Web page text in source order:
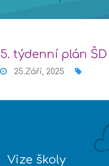
5. týdenní plán ŠD
25.Září, 2025
Vize školy